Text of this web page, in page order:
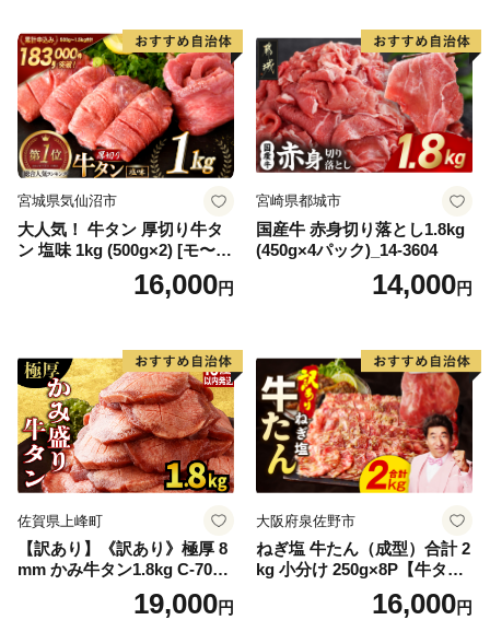
宮城県気仙沼市
大人気！ 牛タン 厚切り牛タ
ン 塩味 1kg (500g×2) [モ〜ラ
ンド 宮城県 気仙沼市 205646
60] 肉 牛肉 精肉 牛たん 牛タ
厚切り タン
16,000円
宮崎県都城市
国産牛 赤身切り落とし1.8kg
(450g×4パック)_14-3604
14,000円
佐賀県上峰町
【訳あり】《訳あり》極厚 8
mm かみ牛タン1.8kg C-709-
19,000円
大阪府泉佐野市
ねぎ塩 牛たん（成型）合計 2
kg 小分け 250g×8P【牛タン
牛肉 焼肉用 薄切り 訳あり サ
16,000円